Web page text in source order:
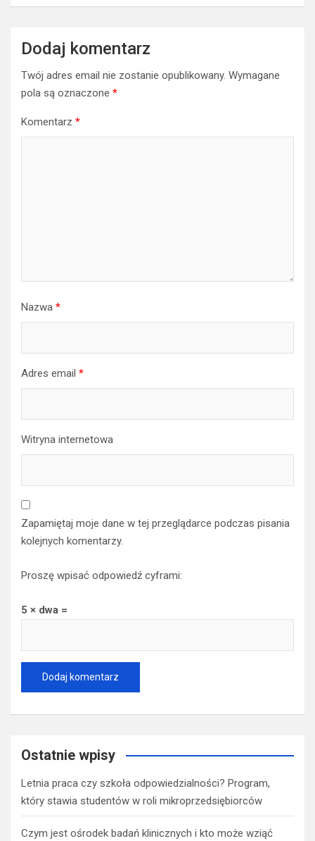
Dodaj komentarz
Twój adres email nie zostanie opublikowany. Wymagane
pola są oznaczone *
Komentarz *
Nazwa *
Adres email *
Witryna internetowa
Zapamiętaj moje dane w tej przeglądarce podczas pisania
kolejnych komentarzy.
Proszę wpisać odpowiedź cyframi:
5 × dwa =
Ostatnie wpisy
Letnia praca czy szkoła odpowiedzialności? Program,
który stawia studentów w roli mikroprzedsiębiorców
Czym jest ośrodek badań klinicznych i kto może wziąć